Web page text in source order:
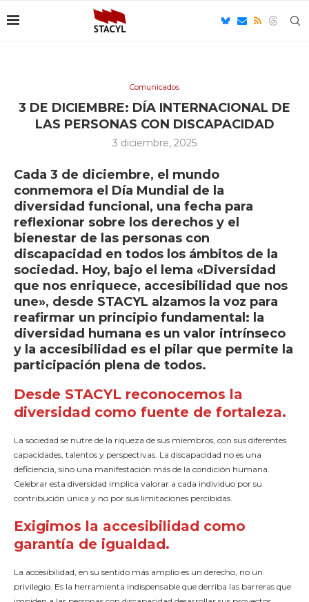
Comunicados
3 DE DICIEMBRE: DÍA INTERNACIONAL DE
LAS PERSONAS CON DISCAPACIDAD
3 diciembre, 2025
Cada 3 de diciembre, el mundo
conmemora el Día Mundial de la
diversidad funcional, una fecha para
reflexionar sobre los derechos y el
bienestar de las personas con
discapacidad en todos los ámbitos de la
sociedad. Hoy, bajo el lema «Diversidad
que nos enriquece, accesibilidad que nos
une», desde STACYL alzamos la voz para
reafirmar un principio fundamental: la
diversidad humana es un valor intrínseco
y la accesibilidad es el pilar que permite la
participación plena de todos.
Desde STACYL reconocemos la
diversidad como fuente de fortaleza.
La sociedad se nutre de la riqueza de sus miembros, con sus diferentes
capacidades, talentos y perspectivas. La discapacidad no es una
deficiencia, sino una manifestación más de la condición humana.
Celebrar esta diversidad implica valorar a cada individuo por su
contribución única y no por sus limitaciones percibidas.
Exigimos la accesibilidad como
garantía de igualdad.
La accesibilidad, en su sentido más amplio es un derecho, no un
privilegio. Es la herramienta indispensable que derriba las barreras que